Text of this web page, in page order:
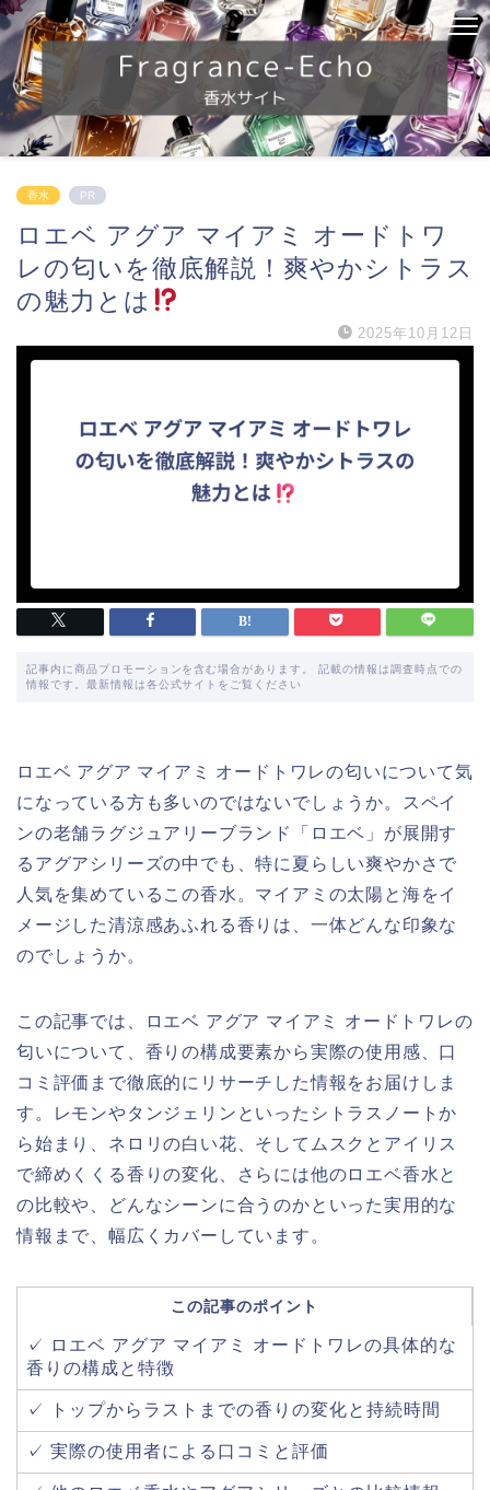
香水 PR
ロエベ アグア マイアミ オードトワ
レの匂いを徹底解説！爽やかシトラス
の魅力とは
2025年10月12日
記事内に商品プロモーションを含む場合があります。 記載の情報は調査時点での
情報です。最新情報は各公式サイトをご覧ください
ロエベ アグア マイアミ オードトワレの匂いについて気
になっている方も多いのではないでしょうか。スペイ
ンの老舗ラグジュアリーブランド「ロエベ」が展開す
るアグアシリーズの中でも、特に夏らしい爽やかさで
人気を集めているこの香水。マイアミの太陽と海をイ
メージした清涼感あふれる香りは、一体どんな印象な
のでしょうか。
この記事では、ロエベ アグア マイアミ オードトワレの
匂いについて、香りの構成要素から実際の使用感、口
コミ評価まで徹底的にリサーチした情報をお届けしま
す。レモンやタンジェリンといったシトラスノートか
ら始まり、ネロリの白い花、そしてムスクとアイリス
で締めくくる香りの変化、さらには他のロエベ香水と
の比較や、どんなシーンに合うのかといった実用的な
情報まで、幅広くカバーしています。
この記事のポイント
✓ ロエベ アグア マイアミ オードトワレの具体的な
香りの構成と特徴
✓ トップからラストまでの香りの変化と持続時間
✓ 実際の使用者による口コミと評価